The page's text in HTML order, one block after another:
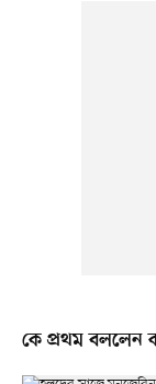
কে প্রথম বললেন